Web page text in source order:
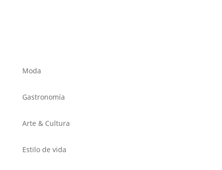
Moda
Gastronomía
Arte & Cultura
Estilo de vida